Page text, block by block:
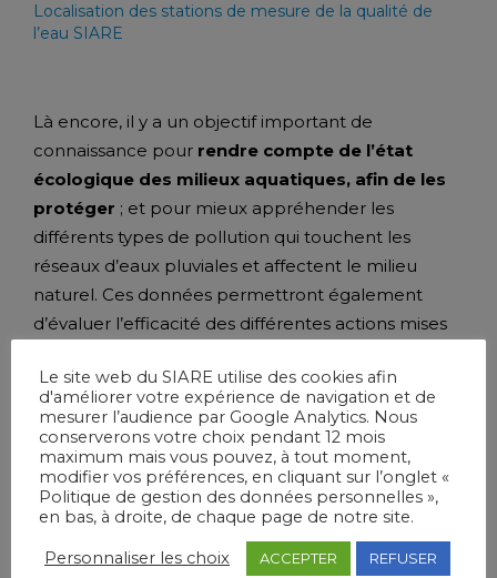
Localisation des stations de mesure de la qualité de
l’eau SIARE
Là encore, il y a un objectif important de
connaissance pour rendre compte de l’état
écologique des milieux aquatiques, afin de les
protéger ; et pour mieux appréhender les
différents types de pollution qui touchent les
réseaux d’eaux pluviales et affectent le milieu
naturel. Ces données permettront également
d’évaluer l’efficacité des différentes actions mises
déterminer de nouvelles, par exemple si on
constate des anomalies sur une canalisation
d’assainissement.
Comment sont effectuées les mesures ?Il y a 3
types de mesure : des prélèvements d’eau ou de
sédiments analysés en laboratoire, des mesuresin
situeffectuées par sonde (mesure immédiate de
Le site web du SIARE utilise des cookies afin
d'améliorer votre expérience de navigation et de
mesurer l’audience par Google Analytics. Nous
conserverons votre choix pendant 12 mois
maximum mais vous pouvez, à tout moment,
modifier vos préférences, en cliquant sur l’onglet «
Politique de gestion des données personnelles »,
en bas, à droite, de chaque page de notre site.
Personnaliser les choix ACCEPTER REFUSER